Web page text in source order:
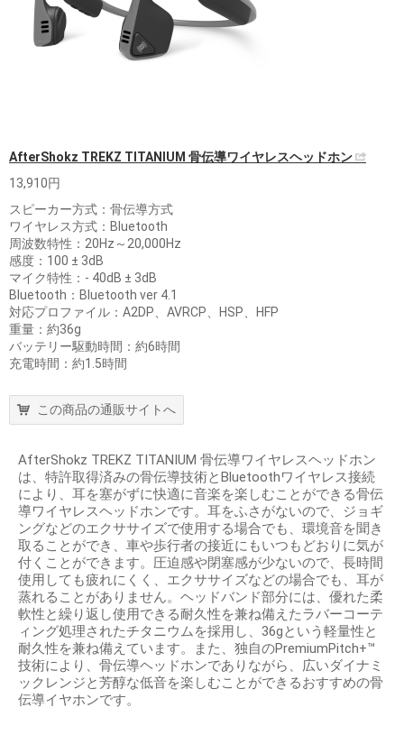
AfterShokz TREKZ TITANIUM 骨伝導ワイヤレスヘッドホン
13,910円
スピーカー方式：骨伝導方式
ワイヤレス方式：Bluetooth
周波数特性：20Hz～20,000Hz
感度：100 ± 3dB
マイク特性：- 40dB ± 3dB
Bluetooth：Bluetooth ver 4.1
対応プロファイル：A2DP、AVRCP、HSP、HFP
重量：約36g
バッテリー駆動時間：約6時間
充電時間：約1.5時間
この商品の通販サイトへ
AfterShokz TREKZ TITANIUM 骨伝導ワイヤレスヘッドホン
は、特許取得済みの骨伝導技術とBluetoothワイヤレス接続
により、耳を塞がずに快適に音楽を楽しむことができる骨伝
導ワイヤレスヘッドホンです。耳をふさがないので、ジョギ
ングなどのエクササイズで使用する場合でも、環境音を聞き
取ることができ、車や歩行者の接近にもいつもどおりに気が
付くことができます。圧迫感や閉塞感が少ないので、長時間
使用しても疲れにくく、エクササイズなどの場合でも、耳が
蒸れることがありません。ヘッドバンド部分には、優れた柔
軟性と繰り返し使用できる耐久性を兼ね備えたラバーコーテ
ィング処理されたチタニウムを採用し、36gという軽量性と
耐久性を兼ね備えています。また、独自のPremiumPitch+™
技術により、骨伝導ヘッドホンでありながら、広いダイナミ
ックレンジと芳醇な低音を楽しむことができるおすすめの骨
伝導イヤホンです。